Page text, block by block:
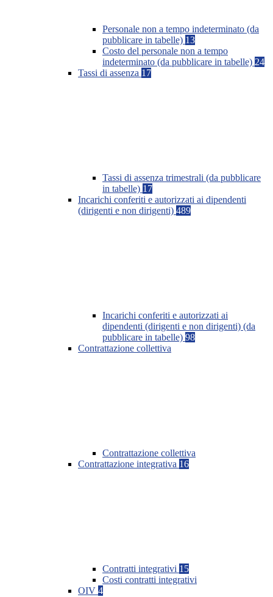
Personale non a tempo indeterminato (da
pubblicare in tabelle) 13
Costo del personale non a tempo
indeterminato (da pubblicare in tabelle) 24
Tassi di assenza 17
Tassi di assenza trimestrali (da pubblicare
in tabelle) 17
Incarichi conferiti e autorizzati ai dipendenti
(dirigenti e non dirigenti) 489
Incarichi conferiti e autorizzati ai
dipendenti (dirigenti e non dirigenti) (da
pubblicare in tabelle) 98
Contrattazione collettiva
Contrattazione collettiva
Contrattazione integrativa 16
Contratti integrativi 15
Costi contratti integrativi
OIV 4